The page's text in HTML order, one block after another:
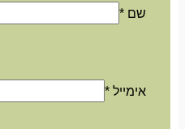
שם*
אימייל*